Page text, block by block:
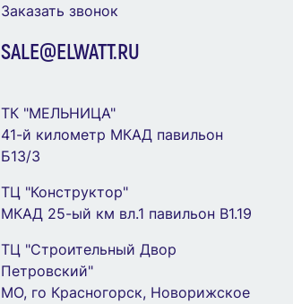
Заказать звонок
SALE@ELWATT.RU
ТК "МЕЛЬНИЦА"
41-й километр МКАД павильон
Б13/3
ТЦ "Конструктор"
МКАД 25-ый км вл.1 павильон В1.19
ТЦ "Строительный Двор
Петровский"
МО, го Красногорск, Новорижское